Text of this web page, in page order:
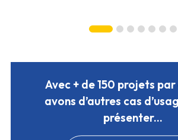
Avec + de 150 projets par
avons d’autres cas
présenter...